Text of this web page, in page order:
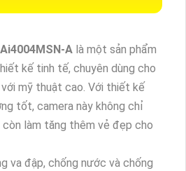
A là một sản phẩm
kế tinh tế, chuyên dùng cho
với mỹ thuật cao. Với thiết kế
tốt, camera này không chỉ
còn làm tăng thêm vẻ đẹp cho
va đập, chống nước và chống